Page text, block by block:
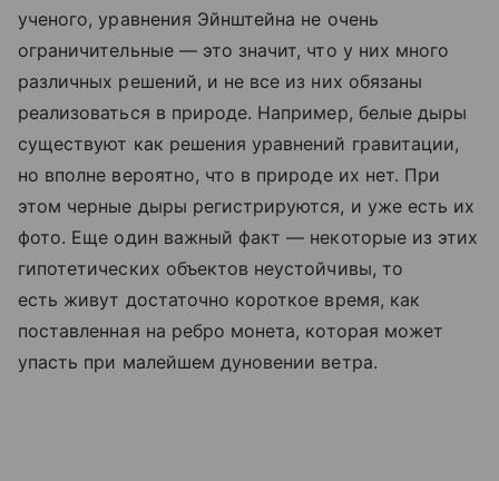
ученого, уравнения Эйнштейна не очень
ограничительные — это значит, что у них много
различных решений, и не все из них обязаны
реализоваться в природе. Например, белые дыры
существуют как решения уравнений гравитации,
но вполне вероятно, что в природе их нет. При
этом черные дыры регистрируются, и уже есть их
фото. Еще один важный факт — некоторые из этих
гипотетических объектов неустойчивы, то
есть живут достаточно короткое время, как
поставленная на ребро монета, которая может
упасть при малейшем дуновении ветра.